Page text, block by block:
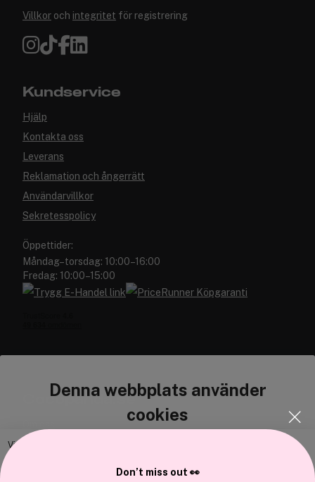
Denna webbplats använder
cookies
Vi använder enhetsidentifierare för att anpassa innehållet och
Villkor och integritet för registrering
Kundservice
Hjälp
Kontakta oss
Leverans
Reklamation och ångerrätt
Användarvillkor
Sekretesspolicy
Öppettider:
Måndag–torsdag: 10:00–16:00
Fredag: 10:00–15:00
Cocopanda.se
Don’t miss out 👀